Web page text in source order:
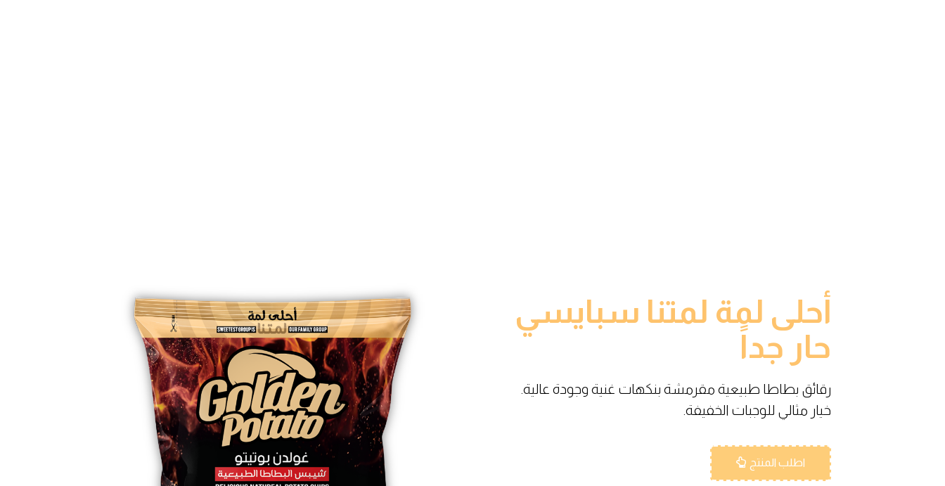
أحلى لمة لمتنا سبايسي
حار جداً
رقائق بطاطا طبيعية مقرمشة بنكهات غنية وجودة عالية.
خيار مثالي للوجبات الخفيفة.
اطلب المنتج